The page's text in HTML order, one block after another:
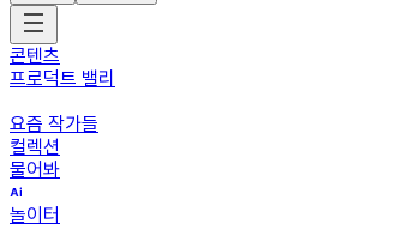
콘텐츠
프로덕트 밸리
요즘 작가들
컬렉션
물어봐
놀이터